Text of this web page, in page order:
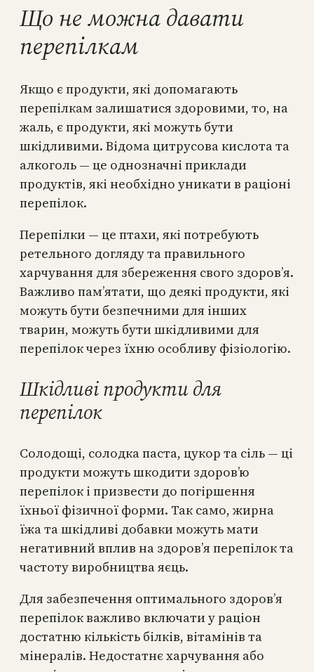
Що не можна давати
перепілкам
Якщо є продукти, які допомагають
перепілкам залишатися здоровими, то, на
жаль, є продукти, які можуть бути
шкідливими. Відома цитрусова кислота та
алкоголь — це однозначні приклади
продуктів, які необхідно уникати в раціоні
перепілок.
Перепілки — це птахи, які потребують
ретельного догляду та правильного
харчування для збереження свого здоров’я.
Важливо пам’ятати, що деякі продукти, які
можуть бути безпечними для інших
тварин, можуть бути шкідливими для
перепілок через їхню особливу фізіологію.
Шкідливі продукти для
перепілок
Солодощі, солодка паста, цукор та сіль — ці
продукти можуть шкодити здоров’ю
перепілок і призвести до погіршення
їхньої фізичної форми. Так само, жирна
їжа та шкідливі добавки можуть мати
негативний вплив на здоров’я перепілок та
частоту виробництва яєць.
Для забезпечення оптимального здоров’я
перепілок важливо включати у раціон
достатню кількість білків, вітамінів та
мінералів. Недостатнє харчування або